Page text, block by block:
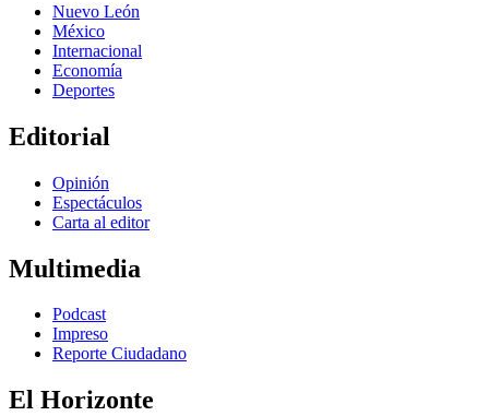
Nuevo León
México
Internacional
Economía
Deportes
Editorial
Opinión
Espectáculos
Carta al editor
Multimedia
Podcast
Impreso
Reporte Ciudadano
El Horizonte